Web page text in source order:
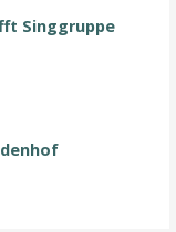
Singgruppe